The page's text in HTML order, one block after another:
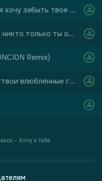
забыть твое имя
только ты одна
Remix)
влюблённые глаза
- Хочу к тебе